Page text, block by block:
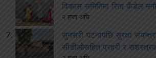
विकास समितिमा रिता कँडेल
२ हप्ता अघि
सुनसरी घटनापछि सुरक्षा
सीडीओसहित प्रहरी र